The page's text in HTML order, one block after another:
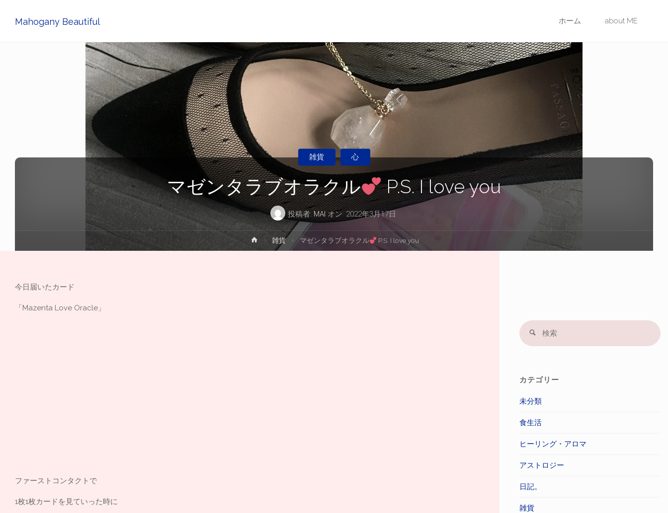
Mahogany Beautiful
ン
ツ
ス
プ
ホーム about ME
マゼンタラブオラクル P.S. I love you
投稿者: MAI オン 2022年3月17日
雑貨 心
ホ
ー
雑貨 マゼンタラブオラクル P.S. I love you
今日届いたカード
「Mazenta Love Oracle」
ファーストコンタクトで
1枚1枚カードを見ていった時に
検
カテゴリー
未分類
食生活
ヒーリング・アロマ
アストロジー
日記。
雑貨